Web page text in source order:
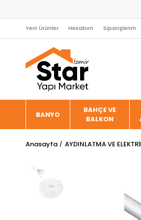
Yeni Ürünler Hesabım Siparişlerim
BANYO
BAHÇE VE
BALKON
Anasayfa AYDINLATMA VE